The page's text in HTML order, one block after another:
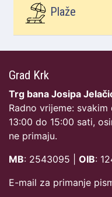
Plaže
Grad Krk
Trg bana Josipa
Radno vrijeme:
13:00 do 15:00 sati,
ne primaju.
MB: 2543095 | OIB:
E-mail za primanje